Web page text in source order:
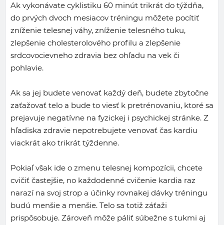
Ak vykonávate cyklistiku 60 minút trikrát do týždňa,
do prvých dvoch mesiacov tréningu môžete pocítiť
zníženie telesnej váhy, zníženie telesného tuku,
zlepšenie cholesterolového profilu a zlepšenie
srdcovocievneho zdravia bez ohľadu na vek či
pohlavie.
Ak sa jej budete venovať každý deň, budete zbytočne
zaťažovať telo a bude to viesť k pretrénovaniu, ktoré sa
prejavuje negatívne na fyzickej i psychickej stránke. Z
hľadiska zdravie nepotrebujete venovať čas kardiu
viackrát ako trikrát týždenne.
Pokiaľ však ide o zmenu telesnej kompozícii, chcete
cvičiť častejšie, no každodenné cvičenie kardia raz
narazí na svoj strop a účinky rovnakej dávky tréningu
budú menšie a menšie. Telo sa totiž záťaži
prispôsobuje. Zároveň môže páliť súbežne s tukmi aj